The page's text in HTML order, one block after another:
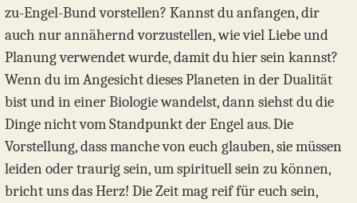
zu-Engel-Bund vorstellen? Kannst du anfangen, dir
auch nur annähernd vorzustellen, wie viel Liebe und
Planung verwendet wurde, damit du hier sein kannst?
Wenn du im Angesicht dieses Planeten in der Dualität
bist und in einer Biologie wandelst, dann siehst du die
Dinge nicht vom Standpunkt der Engel aus. Die
Vorstellung, dass manche von euch glauben, sie müssen
leiden oder traurig sein, um spirituell sein zu können,
bricht uns das Herz! Die Zeit mag reif für euch sein,